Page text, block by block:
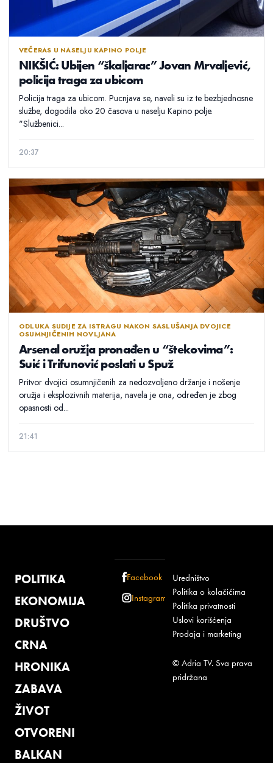
VEČERAS U NASELJU KAPINO POLJE
NIKŠIĆ: Ubijen “škaljarac” Jovan Mrvaljević,
policija traga za ubicom
Policija traga za ubicom. Pucnjava se, naveli su iz te bezbjednosne
službe, dogodila oko 20 časova u naselju Kapino polje.
"Službenici...
20:37
ODLUKA SUDIJE ZA ISTRAGU NAKON SASLUŠANJA DVOJICE
OSUMNJIČENIH NOVLJANA
Arsenal oružja pronađen u “štekovima”:
Suić i Trifunović poslati u Spuž
Pritvor dvojici osumnjičenih za nedozvoljeno držanje i nošenje
oružja i eksplozivnih materija, navela je ona, određen je zbog
opasnosti od...
21:41
POLITIKA
EKONOMIJA
DRUŠTVO
CRNA
HRONIKA
ZABAVA
ŽIVOT
OTVORENI
BALKAN
Facebook
Instagram
Uredništvo
Politika o kolačićima
Politika privatnosti
Uslovi korišćenja
Prodaja i marketing
© Adria TV. Sva prava
pridržana